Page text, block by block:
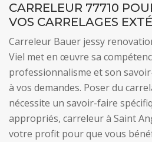
CARRELEUR 77710
VOS CARRELAGES
Carreleur Bauer jessy
Viel met en œuvre sa
professionnalisme et son
à vos demandes. Poser du
nécessite un savoir-faire
appropriés, carreleur à Saint
votre profit pour que vous